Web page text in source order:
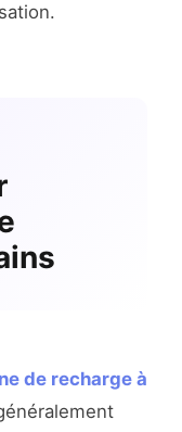
de recharge à